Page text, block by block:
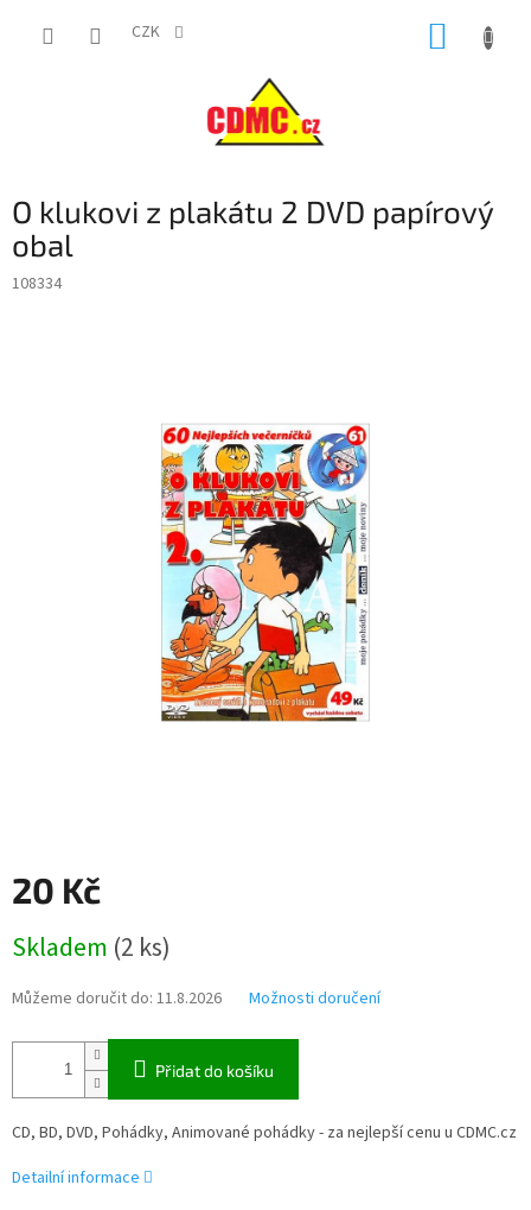
CZK
O klukovi z plakátu 2 DVD papírový
obal
108334
20 Kč
cena:
Skladem (2 ks)
Můžeme doručit do: 11.8.2026 Možnosti doručení
Přidat do košíku
CD, BD, DVD, Pohádky, Animované pohádky - za nejlepší cenu u CDMC.cz
Detailní informace